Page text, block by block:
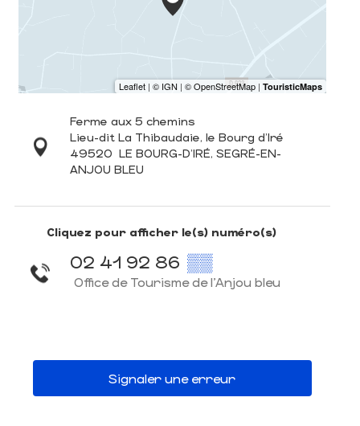
Ferme aux 5 chemins
Lieu-dit La Thibaudaie, le Bourg d'Iré
49520 LE BOURG-D'IRÉ, SEGRÉ-EN-
ANJOU BLEU
Cliquez pour afficher le(s) numéro(s)
02 41 92 86 ▒▒
Office de Tourisme de l'Anjou bleu
Signaler une erreur